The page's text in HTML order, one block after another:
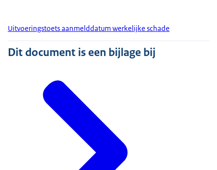
Uitvoeringstoets aanmelddatum werkelijke schade
Dit document is een bijlage bij